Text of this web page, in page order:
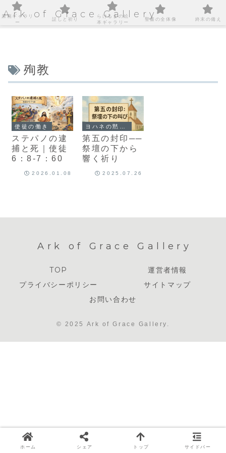
Ark of Grace Gallery
殉教
使徒の働き
ステパノの逮
捕と死｜使徒
6：8-7：60
2026.01.08
第五の封印──
祭壇の下から
響く祈り
2025.07.26
Ark of Grace Gallery
TOP
運営者情報
プライバシーポリシー
サイトマップ
お問い合わせ
© 2025 Ark of Grace Gallery.
原画ギャラリ
ー
証しと祈り
らけるまの絵
本ギャラリー
聖書の全体像 終末の備え
ホーム シェア トップ サイドバー